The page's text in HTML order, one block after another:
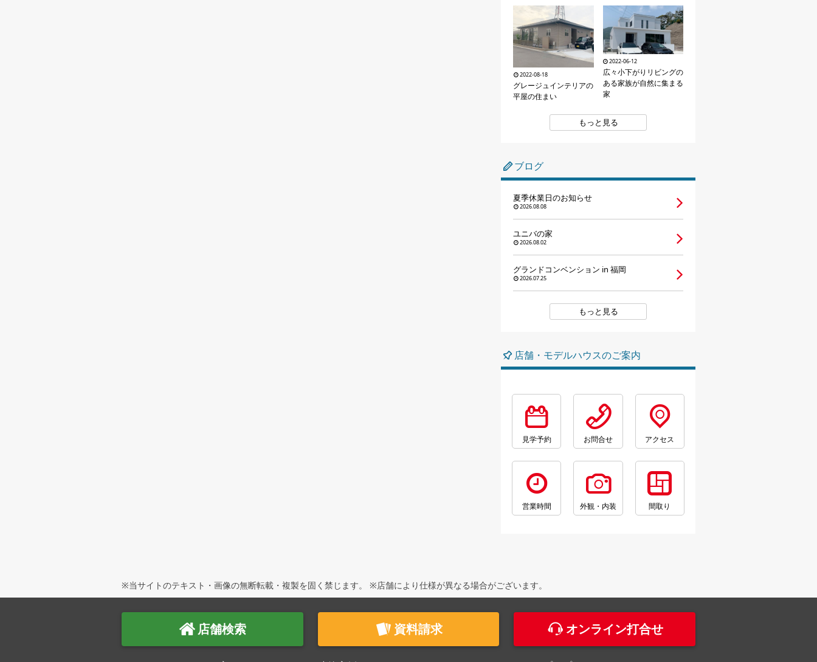
2022-08-18
グレージュインテリアの
平屋の住まい
2022-06-12
広々小下がりリビングの
ある家族が自然に集まる
家
もっと見る
ブログ
夏季休業日のお知らせ
2026.08.08
ユニバの家
2026.08.02
グランドコンベンション in 福岡
2026.07.25
もっと見る
店舗・モデルハウスのご案内
見学予約 お問合せ アクセス
営業時間 外観・内装 間取り
※当サイトのテキスト・画像の無断転載・複製を固く禁じます。 ※店舗により仕様が異なる場合がございます。
店舗検索 資料請求 オンライン打合せ